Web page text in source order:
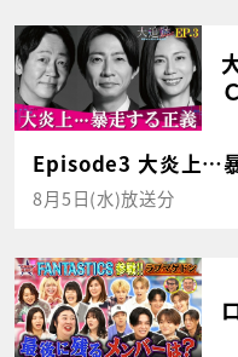
Episode3 大炎上…
8月5日(水)放送分